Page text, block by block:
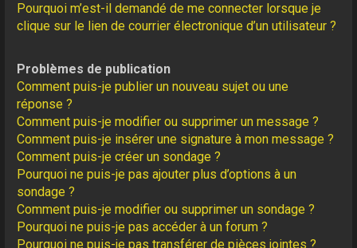
Pourquoi m’est-il demandé de me connecter lorsque je
clique sur le lien de courrier électronique d’un utilisateur ?
Problèmes de publication
Comment puis-je publier un nouveau sujet ou une
réponse ?
Comment puis-je modifier ou supprimer un message ?
Comment puis-je insérer une signature à mon message ?
Comment puis-je créer un sondage ?
Pourquoi ne puis-je pas ajouter plus d’options à un
sondage ?
Comment puis-je modifier ou supprimer un sondage ?
Pourquoi ne puis-je pas accéder à un forum ?
Pourquoi ne puis-je pas transférer de pièces jointes ?